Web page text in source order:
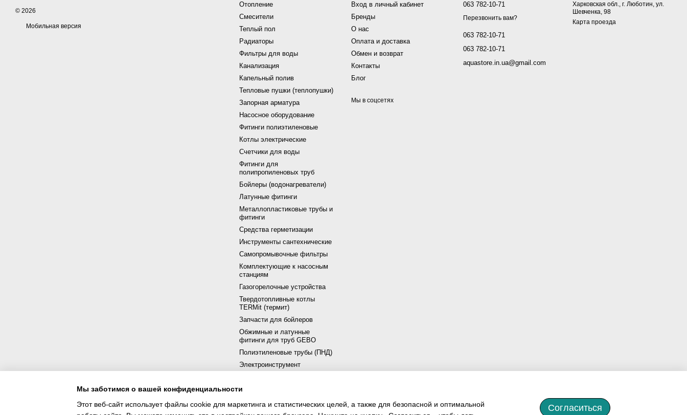
© 2026
Мобильная версия
Отопление
Смесители
Теплый пол
Радиаторы
Фильтры для воды
Канализация
Капельный полив
Тепловые пушки (теплопушки)
Запорная арматура
Насосное оборудование
Фитинги полиэтиленовые
Котлы электрические
Счетчики для воды
Фитинги для
полипропиленовых труб
Бойлеры (водонагреватели)
Латунные фитинги
Металлопластиковые трубы и
фитинги
Средства герметизации
Инструменты сантехнические
Самопромывочные фильтры
Комплектующие к насосным
станциям
Газогорелочные устройства
Твердотопливные котлы
TERMit (термит)
Запчасти для бойлеров
Обжимные и латунные
фитинги для труб GEBO
Полиэтиленовые трубы (ПНД)
Электроинструмент
питания
Вход в личный кабинет
Бренды
О нас
Оплата и доставка
Обмен и возврат
Контакты
Блог
Мы в соцсетях
063 782-10-71
Перезвонить вам?
063 782-10-71
063 782-10-71
aquastore.in.ua@gmail.com
Харковская обл., г. Люботин, ул.
Шевченка, 98
Карта проезда
Мы заботимся о вашей конфиденциальности
Этот веб-сайт использует файлы cookie для маркетинга и статистических целей, а также для безопасной и оптимальной
Согласиться